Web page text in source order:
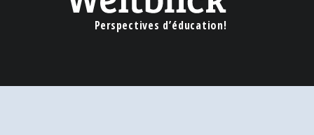
Perspectives d’éducation!